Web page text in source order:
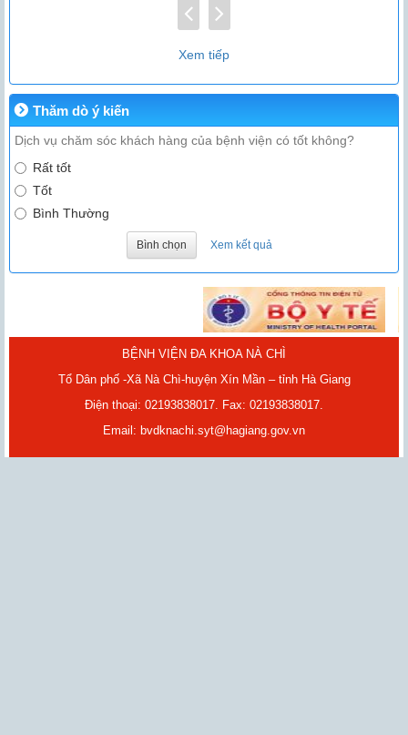
Xem tiếp
Thăm dò ý kiến
Dịch vụ chăm sóc khách hàng của bệnh viện có tốt không?
Rất tốt
Tốt
Bình Thường
Bình chọn Xem kết quả
BỆNH VIỆN ĐA KHOA NÀ CHÌ
Tổ Dân phố -Xã Nà Chì-huyện Xín Mần – tỉnh Hà Giang
Điện thoại: 02193838017. Fax: 02193838017.
Email: bvdknachi.syt@hagiang.gov.vn